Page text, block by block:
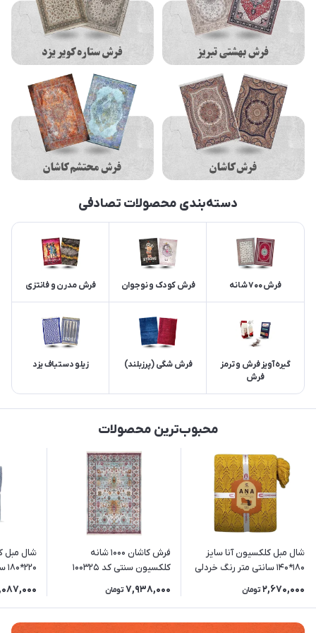
دسته‌بندی محصولات تصادفی
فرش 700 شانه فرش کودک و نوجوان فرش مدرن و فانتزی
گیره آویز فرش و ترمز
فرش
فرش شگی (پرزبلند) زیلو دستباف یزد
محبوب‌ترین محصولات
شال مبل کلکسیون آنا سایز
180*140 سانتی متر رنگ خردلی
2,670,000 تومان
فرش کاشان 1000 شانه
کلکسیون سنتی کد 100325
زمینه تمام رنگ
7,938,000 تومان
شال مبل
220*180 سانتی متر رنگ طوسی